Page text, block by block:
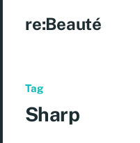
re:Beauté
Tag
Sharp